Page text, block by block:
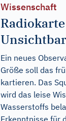
Wissenschaft
Ein neues
Größe soll das
kartieren. Das
wird das leise
Wasserstoffs
Erkenntnisse für